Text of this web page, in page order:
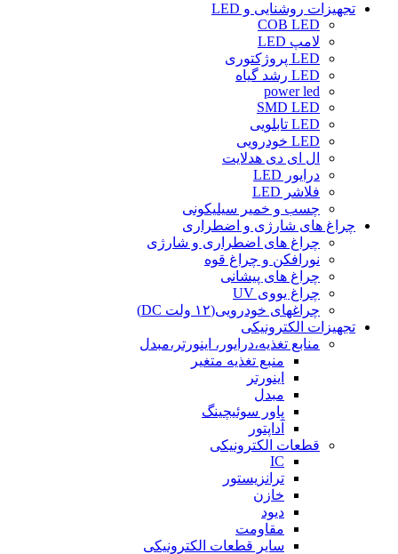
تجهیزات روشنایی و LED
COB LED
لامپ LED
LED پروژکتوری
LED رشد گیاه
power led
SMD LED
LED تابلویی
LED خودرویی
ال ای دی هدلایت
درایور LED
فلاشر LED
چسب و خمیر سیلیکونی
چراغ های شارژی و اضطراری
چراغ های اضطراری و شارژی
نورافکن و چراغ قوه
چراغ های پیشانی
چراغ یووی UV
چراغهای خودرویی(۱۲ ولت DC)
تجهیزات الکترونیکی
منابع تغذیه،درایور، اینورتر،مبدل
منبع تغذیه متغیر
اینورتر
مبدل
پاور سوئیچینگ
آداپتور
قطعات الکترونیکی
IC
ترانزیستور
خازن
دیود
مقاومت
سایر قطعات الکترونیکی